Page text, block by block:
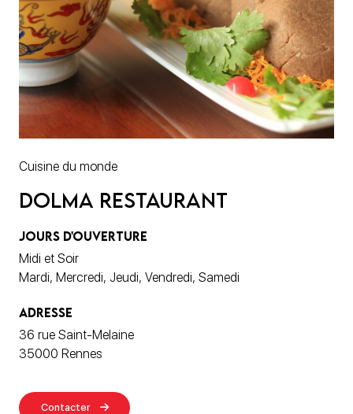
Cuisine du monde
Dolma Restaurant
JOURS D'OUVERTURE
Midi et Soir
Mardi, Mercredi, Jeudi, Vendredi, Samedi
ADRESSE
36 rue Saint-Melaine
35000 Rennes
Contacter